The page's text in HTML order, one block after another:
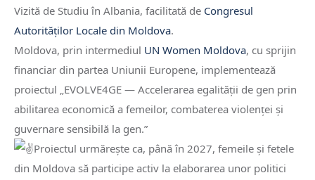
Vizită de Studiu în Albania, facilitată de Congresul
Autorităților Locale din Moldova.
Moldova, prin intermediul UN Women Moldova, cu sprijin
financiar din partea Uniunii Europene, implementează
proiectul „EVOLVE4GE — Accelerarea egalității de gen prin
abilitarea economică a femeilor, combaterea violenței și
guvernare sensibilă la gen.”
Proiectul urmărește ca, până în 2027, femeile și fetele
din Moldova să participe activ la elaborarea unor politici